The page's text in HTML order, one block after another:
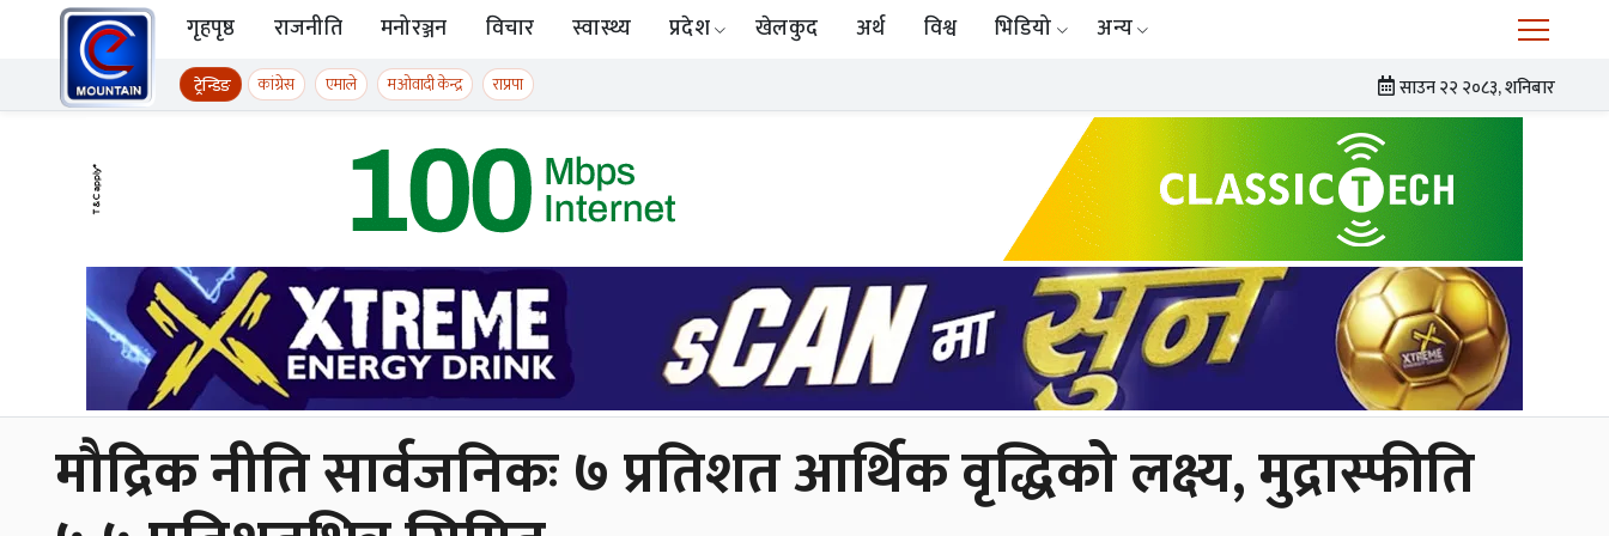
Skip to content
ईमाउण्टेन समाचार
गृहपृष्ठ राजनीति मनोरञ्जन विचार स्वास्थ्य प्रदेश खेलकुद अर्थ विश्व भिडियो अन्य
ट्रेन्डिङ कांग्रेस एमाले मओवादी केन्द्र राप्रपा साउन २२ २०८३, शनिबार
मौद्रिक नीति सार्वजनिकः ७ प्रतिशत आर्थिक वृद्धिको लक्ष्य, मुद्रास्फीति